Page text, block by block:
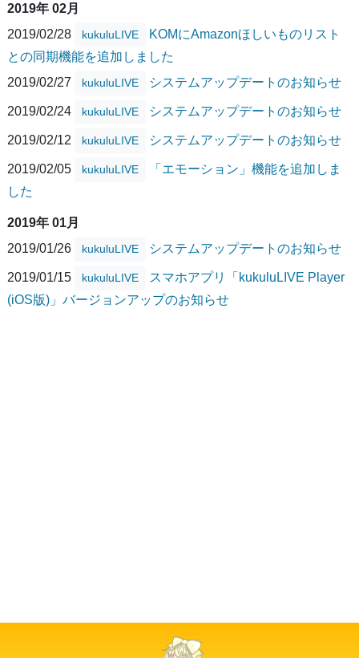
2019年 02月
2019/02/28
kukuluLIVE
KOMにAmazonほしいものリスト
との同期機能を追加しました
2019/02/27
kukuluLIVE システムアップデートのお知らせ
2019/02/24 kukuluLIVE システムアップデートのお知らせ
2019/02/12 kukuluLIVE システムアップデートのお知らせ
2019/02/05 kukuluLIVE
「エモーション」機能を追加しま
した
2019年 01月
2019/01/26
kukuluLIVE システムアップデートのお知らせ
2019/01/15 kukuluLIVE
スマホアプリ「kukuluLIVE Player
(iOS版)」バージョンアップのお知らせ